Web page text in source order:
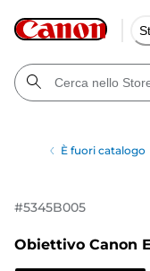
È fuori catalogo
#5345B005
Obiettivo Canon